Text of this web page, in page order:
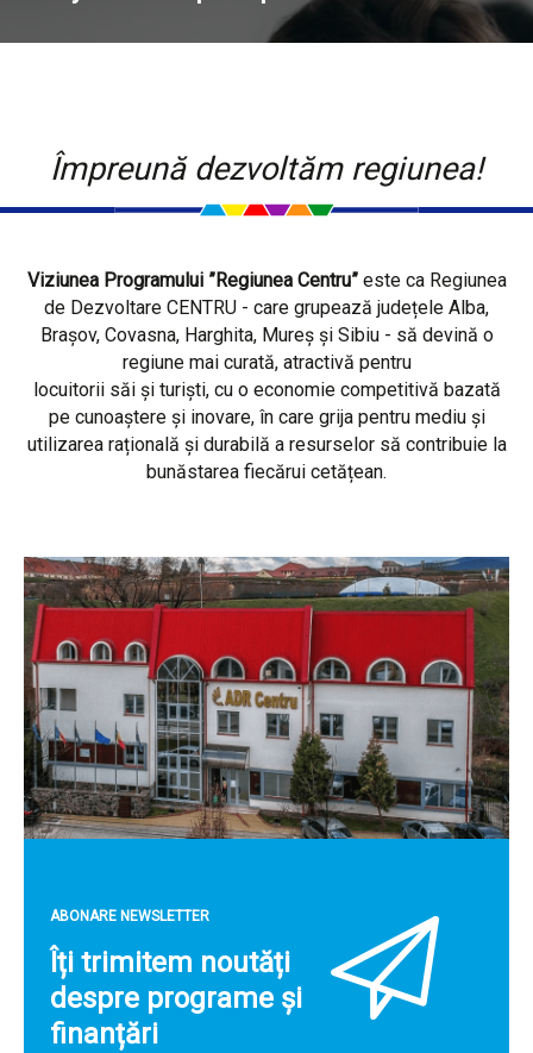
Împreună dezvoltăm regiunea!
Viziunea Programului ”Regiunea Centru”este ca Regiunea
de Dezvoltare CENTRU - care grupează județele Alba,
Brașov, Covasna, Harghita, Mureș și Sibiu - să devină o
regiune mai curată, atractivă pentru
locuitorii săi și turiști, cu o economie competitivă bazată
pe cunoaștere și inovare, în care grija pentru mediu și
utilizarea rațională și durabilă a resurselor să contribuie la
bunăstarea fiecărui cetățean.
ABONARE NEWSLETTER
Îți trimitem noutăți
despre programe și
finanțări